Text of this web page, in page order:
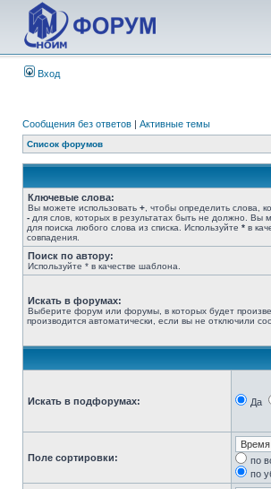
Вход
Сообщения без ответов | Активные темы
Список форумов
Ключевые слова:
Вы можете использовать + , чтобы определить слова,
- для слов, которых в результатах быть не должно.
для поиска любого слова из списка. Используйте * в
совпадения.
Поиск по автору:
Используйте * в качестве шаблона.
Искать в форумах:
Выберите форум или форумы, в которых будет
производится автоматически, если вы не отключили
Искать в подфорумах: Да
Поле сортировки:
по
по